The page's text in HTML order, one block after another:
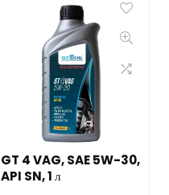
GT 4 VAG, SAE 5W-30,
API SN, 1 л